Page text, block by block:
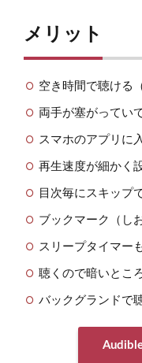
メリット
空き時間で聴ける
両手が塞がってい
スマホのアプリに
再生速度が細かく
目次毎にスキップ
ブックマーク（し
スリープタイマー
聴くので暗いとこ
バックグランドで